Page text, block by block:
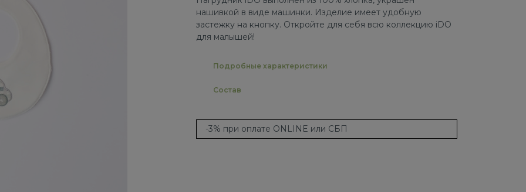
нашивкой в виде машинки. Изделие имеет удобную
застежку на кнопку. Откройте для себя всю коллекцию iDO
для малышей!
Подробные характеристики
Состав
-3% при оплате ONLINE или СБП